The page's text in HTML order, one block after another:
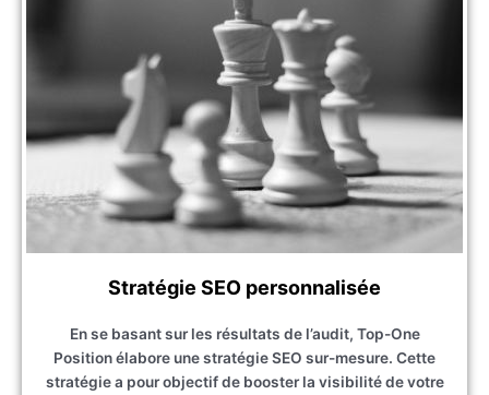
Stratégie SEO personnalisée
En se basant sur les résultats de l’audit, Top-One
Position élabore une stratégie SEO sur-mesure. Cette
stratégie a pour objectif de booster la visibilité de votre